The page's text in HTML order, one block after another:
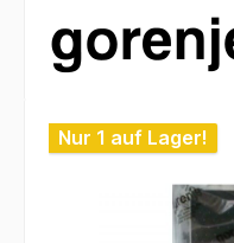
Bildergalerie überspringen
Nur 1 auf Lager!